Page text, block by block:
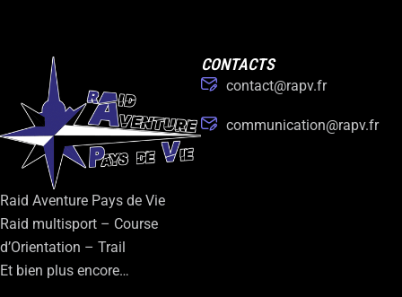
Raid Aventure Pays de Vie
Raid multisport – Course
d’Orientation – Trail
Et bien plus encore…
CONTACTS
contact@rapv.fr
communication@rapv.fr